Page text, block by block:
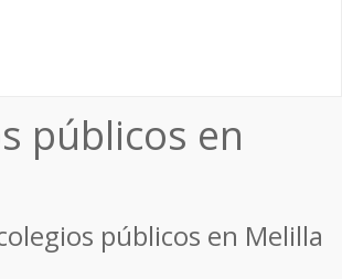
públicos en
públicos en Melilla